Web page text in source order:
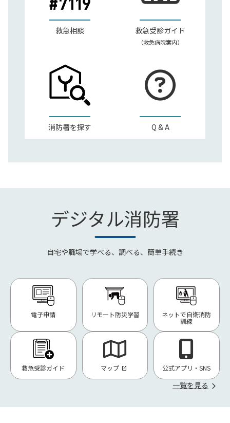
救急相談 救急受診ガイド
（救急病院案内）
消防署を探す Q & A
デジタル消防署
自宅や職場で学べる、調べる、簡単手続き
電子申請 リモート防災学習 ネットで自衛消防
訓練
救急受診ガイド マップ 公式アプリ・SNS
一覧を見る